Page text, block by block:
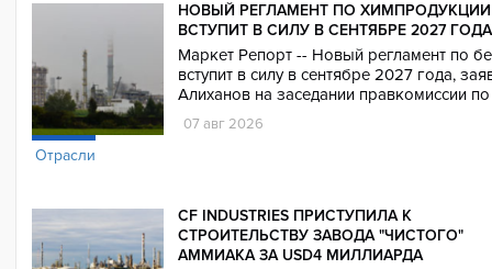
Отрасли
НОВЫЙ РЕГЛАМЕНТ ПО ХИМПРОДУКЦИИ
ВСТУПИТ В СИЛУ В СЕНТЯБРЕ 2027 ГОДА
Маркет Репорт -- Новый регламент по
вступит в силу в сентябре 2027 года,
Алиханов на заседании правкомиссии
07 авг 2026
CF INDUSTRIES ПРИСТУПИЛА К
СТРОИТЕЛЬСТВУ ЗАВОДА "ЧИСТОГО"
АММИАКА ЗА USD4 МИЛЛИАРДА